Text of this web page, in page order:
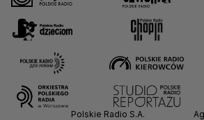
Polskie Radio S.A.